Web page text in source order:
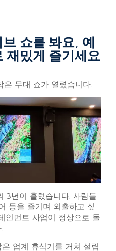
쇼를 봐요, 예
재밌게 즐기세요
은 무대 쇼가 열렸습니다.
3년이 흘렀습니다. 사람들
등을 즐기며 외출하고 싶
인먼트 사업이 정상으로 돌
업계 휴식기를 거쳐 설립